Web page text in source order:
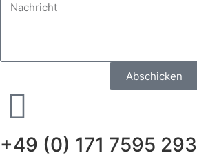
Abschicken
+49 (0) 171 7595 293